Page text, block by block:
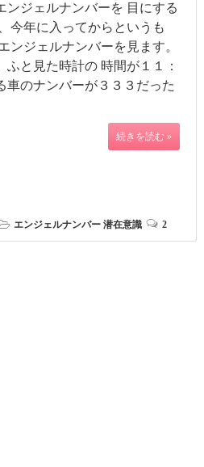
ンジェルナンバーを 目にする
年に入ってからというも
ンジェルナンバーを見ます。
と見た時計の 時間が１１：
車のナンバーが３３３だった
続きを読む »
エンジェルナンバー 潜在意識 2